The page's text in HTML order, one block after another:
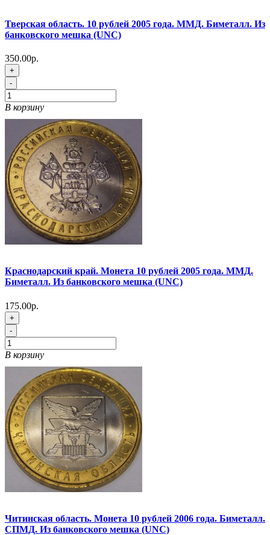
Тверская область. 10 рублей 2005 года. ММД. Биметалл. Из
банковского мешка (UNC)
350.00р.
+
-
В корзину
Краснодарский край. Монета 10 рублей 2005 года. ММД.
Биметалл. Из банковского мешка (UNC)
175.00р.
+
-
В корзину
Читинская область. Монета 10 рублей 2006 года. Биметалл.
СПМД. Из банковского мешка (UNC)